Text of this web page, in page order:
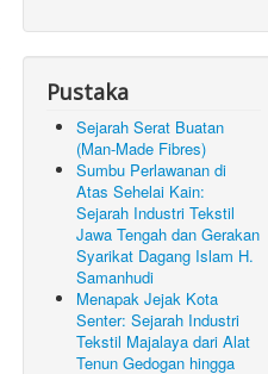
Pustaka
Sejarah Serat Buatan
(Man-Made Fibres)
Sumbu Perlawanan di
Atas Sehelai Kain:
Sejarah Industri Tekstil
Jawa Tengah dan Gerakan
Syarikat Dagang Islam H.
Samanhudi
Menapak Jejak Kota
Senter: Sejarah Industri
Tekstil Majalaya dari Alat
Tenun Gedogan hingga